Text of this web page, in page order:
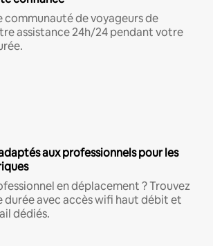
communauté de voyageurs de
assistance 24h/24 pendant votre
aux professionnels pour les
en déplacement ? Trouvez
durée avec accès wifi haut débit et
dédiés.